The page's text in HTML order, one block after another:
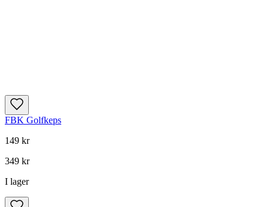
FBK Golfkeps
149 kr
349 kr
I lager